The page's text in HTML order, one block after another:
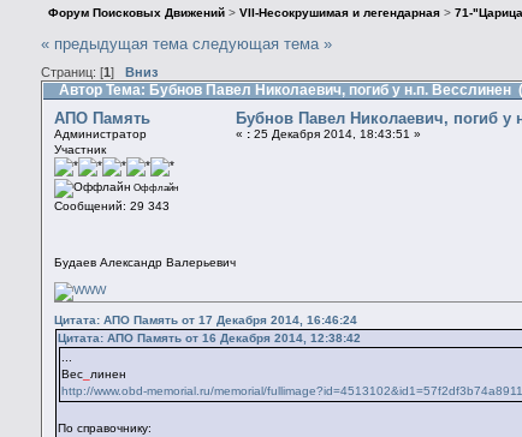
Форум Поисковых Движений >VII-Несокрушимая и легендарная >71-
« предыдущая тема следующая тема »
Страниц: [1 ] Вниз
Автор Тема: Бубнов Павел Николаевич, погиб у н.п. Весслинен
АПО Память
Администратор
Участник
Оффлайн
Сообщений: 29 343
Будаев Александр Валерьевич
Бубнов Павел Николаевич, погиб у
« :25 Декабря 2014, 18:43:51 »
Цитата: АПО Память от 17 Декабря 2014, 16:46:24
Цитата: АПО Память от 16 Декабря 2014, 12:38:42
...
Вес_ линен
http://www.obd-memorial.ru/memorial/
По справочнику: